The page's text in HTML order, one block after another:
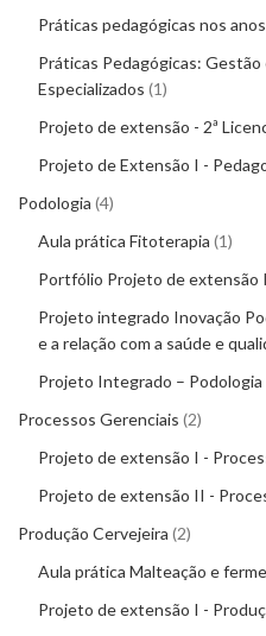
Práticas pedagógicas nos
Práticas Pedagógicas: Gestão
Especializados 1
Projeto de extensão - 2ª
Projeto de Extensão I -
Podologia 4
Aula prática Fitoterapia 1
Portfólio Projeto de extensão
Projeto integrado Inovação
e a relação com a saúde e
Projeto Integrado – Podologia
Processos Gerenciais 2
Projeto de extensão I -
Projeto de extensão II -
Produção Cervejeira 2
Aula prática Malteação e
Projeto de extensão I -